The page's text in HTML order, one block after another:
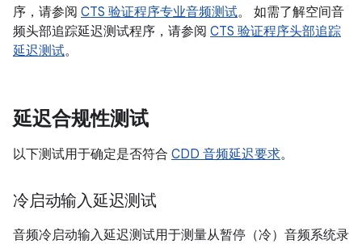
序，请参阅 CTS 验证程序专业音频测试。 如需了解空间音
频头部追踪延迟测试程序，请参阅 CTS 验证程序头部追踪
延迟测试。
延迟合规性测试
以下测试用于确定是否符合 CDD 音频延迟要求。
冷启动输入延迟测试
音频冷启动输入延迟测试用于测量从暂停（冷）音频系统录